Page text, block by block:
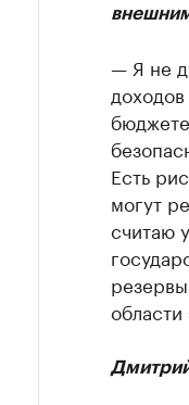
— Я не
Есть
могут
считаю